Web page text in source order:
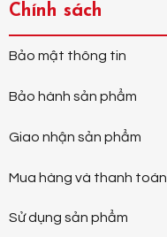
Chính sách
Bảo mật thông tin
Bảo hành sản phẩm
Giao nhận sản phẩm
Mua hàng và thanh toán
Sử dụng sản phẩm